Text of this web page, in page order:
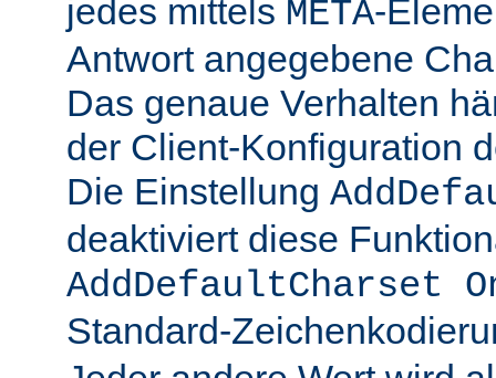
jedes mittels META-
Antwort angegebene
Das genaue Verhalten
der Client-Konfiguration
Die Einstellung
deaktiviert diese
AddDefaultCharset
Standard-